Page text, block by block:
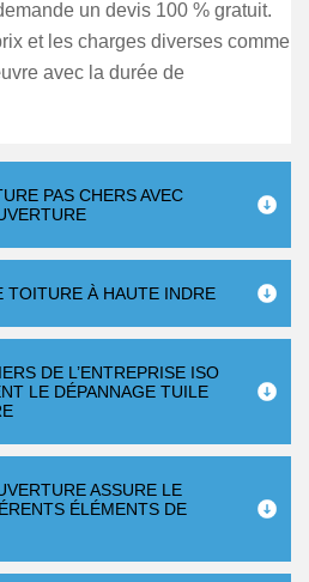
un devis 100 % gratuit.
et les charges diverses comme
avec la durée de
PAS CHERS AVEC
TOITURE À HAUTE INDRE
DE L’ENTREPRISE ISO
LE DÉPANNAGE TUILE
ASSURE LE
ÉLÉMENTS DE